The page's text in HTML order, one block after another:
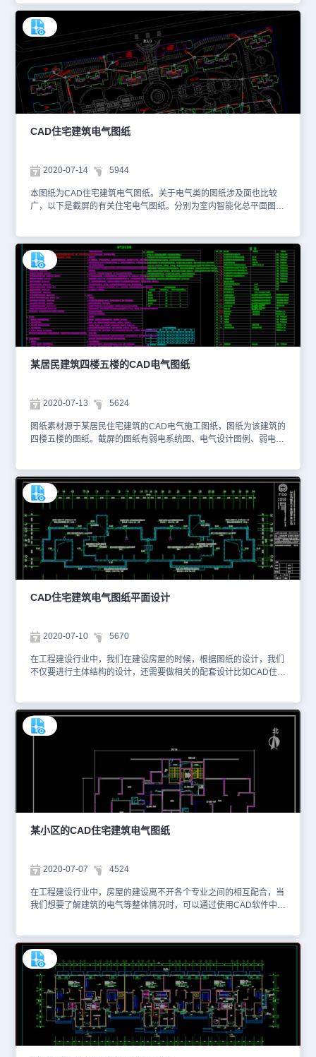
素材仅用于互相学习资料，请勿商用。更多图纸库资源可访问浩辰
CAD官网进行CAD下载学习电气竖井布置图9 10 13 14 配电图 电表
箱主结图
CAD住宅建筑电气图纸
2020-07-14 5944
本图纸为CAD住宅建筑电气图纸。关于电气类的图纸涉及面也比较
广，以下是截屏的有关住宅电气图纸。分别为室内智能化总平面图、
的图纸，您可以访问浩辰CAD看图王网页版查看dwg格式的CAD图
纸。也可以登录浩辰CAD官网进行CAD下载并且学习更多内容。本
图纸仅用于学习资料，切勿用于商业用途。
某居民建筑四楼五楼的CAD电气图纸
2020-07-13 5624
图纸素材源于某居民住宅建筑的CAD电气施工图纸，图纸为该建筑的
四楼五楼的图纸。截屏的图纸有弱电系统图、电气设计图例、弱电及
CAD下载，点击查看CAD图层，查看相关的线性等等。以下是小编
为您截屏的有关CAD电气施工图纸，您可以通过浩辰CAD看图王网
页版进行观看。也可以访问浩辰CAD官网进行学习。本图纸仅用于学
习资料，切勿用于商业用途。
CAD住宅建筑电气图纸平面设计
2020-07-10 5670
在工程建设行业中，我们在建设房屋的时候，根据图纸的设计，我们
不仅要进行主体结构的设计，还需要做相关的配套设计比如CAD住宅
家，大家可以使用浩辰CAD看图王或者浩辰CAD官网进行在线查看
等，以便于参考。本素材仅用于互相学习资料，请勿商用。更多图纸
库资源可访问浩辰CAD官网进行学习。1、屋面防雷平面图
某小区的CAD住宅建筑电气图纸
2020-07-07 4524
在工程建设行业中，房屋的建设离不开各个专业之间的相互配合，当
我们想要了解建筑的电气等整体情况时，可以通过使用CAD软件中
CAD看图王或者浩辰CAD官网进行在线查看，便于参考。本素材仅
用于互相学习资料，请勿商用。更多图纸库资源可访问浩辰CAD官网
进行学习。1、房屋墙体定位图 2、一层平面图